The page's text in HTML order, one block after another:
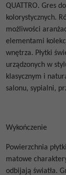
QUATTRO. Gres
kolorystycznych.
możliwości
elementami
wnętrza. Płytki
urządzonych w
klasycznym i
salonu, sypialni,
Wykończenie
Powierzchnia
matowe
odbijają światła.